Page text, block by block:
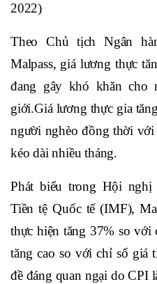
2022)
Theo Chủ tịch Ngân
Malpass, giá lương thực
đang gây khó khăn cho
giới.Giá lương thực gia
người nghèo đồng thời
kéo dài nhiều tháng.
Phát biểu trong Hội
Tiền tệ Quốc tế (IMF),
thực hiện tăng 37% so với
tăng cao so với chỉ số giá
đề đáng quan ngại do CPI